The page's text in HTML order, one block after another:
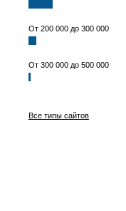
От 200 000 до 300 000
От 300 000 до 500 000
Все типы сайтов